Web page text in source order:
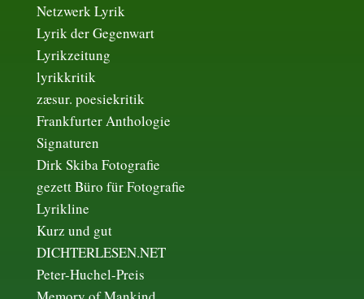
Netzwerk Lyrik
Lyrik der Gegenwart
Lyrikzeitung
lyrikkritik
zæsur. poesiekritik
Frankfurter Anthologie
Signaturen
Dirk Skiba Fotografie
gezett Büro für Fotografie
Lyrikline
Kurz und gut
DICHTERLESEN.NET
Peter-Huchel-Preis